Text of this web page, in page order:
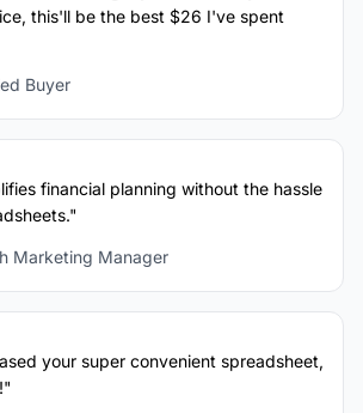
this'll be the best $26 I've spent
Buyer
financial planning without the hassle
Marketing Manager
your super convenient spreadsheet,